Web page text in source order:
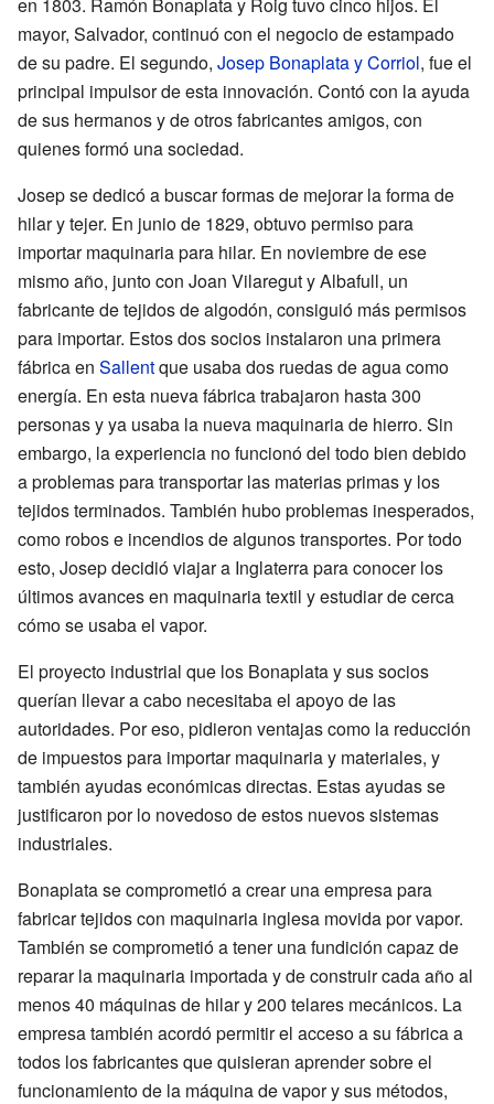
mayor, Salvador, continuó con el negocio de estampado
de su padre. El segundo, Josep Bonaplata y Corriol, fue el
principal impulsor de esta innovación. Contó con la ayuda
de sus hermanos y de otros fabricantes amigos, con
quienes formó una sociedad.
Josep se dedicó a buscar formas de mejorar la forma de
hilar y tejer. En junio de 1829, obtuvo permiso para
importar maquinaria para hilar. En noviembre de ese
mismo año, junto con Joan Vilaregut y Albafull, un
fabricante de tejidos de algodón, consiguió más permisos
para importar. Estos dos socios instalaron una primera
fábrica en Sallentque usaba dos ruedas de agua como
energía. En esta nueva fábrica trabajaron hasta 300
personas y ya usaba la nueva maquinaria de hierro. Sin
embargo, la experiencia no funcionó del todo bien debido
a problemas para transportar las materias primas y los
tejidos terminados. También hubo problemas inesperados,
como robos e incendios de algunos transportes. Por todo
esto, Josep decidió viajar a Inglaterra para conocer los
últimos avances en maquinaria textil y estudiar de cerca
cómo se usaba el vapor.
El proyecto industrial que los Bonaplata y sus socios
querían llevar a cabo necesitaba el apoyo de las
autoridades. Por eso, pidieron ventajas como la reducción
de impuestos para importar maquinaria y materiales, y
también ayudas económicas directas. Estas ayudas se
justificaron por lo novedoso de estos nuevos sistemas
industriales.
Bonaplata se comprometió a crear una empresa para
fabricar tejidos con maquinaria inglesa movida por vapor.
También se comprometió a tener una fundición capaz de
reparar la maquinaria importada y de construir cada año al
menos 40 máquinas de hilar y 200 telares mecánicos. La
empresa también acordó permitir el acceso a su fábrica a
todos los fabricantes que quisieran aprender sobre el
funcionamiento de la máquina de vapor y sus métodos,